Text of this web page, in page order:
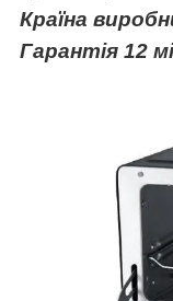
Країна
Гарантія 12